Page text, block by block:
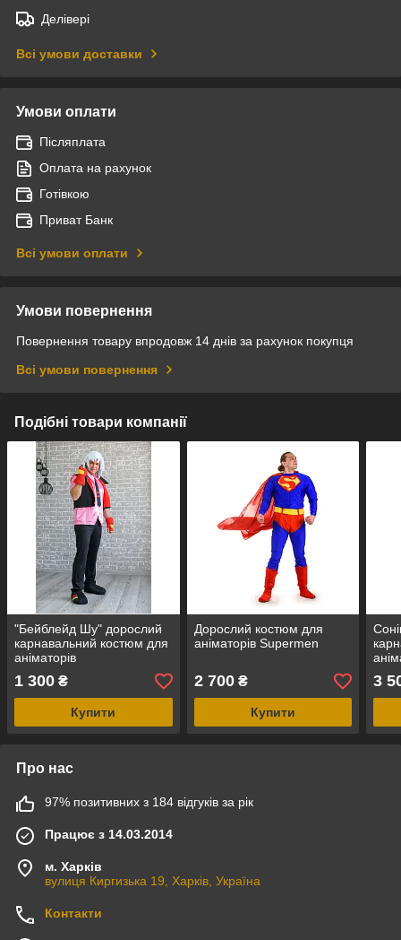
Делівері
Всі умови доставки
Умови оплати
Післяплата
Оплата на рахунок
Готівкою
Приват Банк
Всі умови оплати
Умови повернення
Повернення товару впродовж 14 днів за рахунок покупця
Всі умови повернення
Подібні товари компанії
"Бейблейд Шу" дорослий
карнавальний костюм для
аніматорів
1 300 ₴
Купити
Дорослий костюм для
аніматорів Supermen
2 700₴
Купити
3
Про нас
97% позитивних з 184 відгуків за рік
Працює з 14.03.2014
м. Харків
вулиця Киргизька 19, Харків, Україна
Контакти